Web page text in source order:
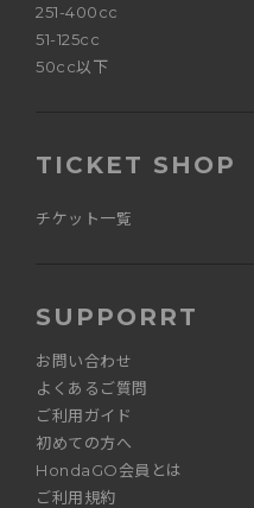
251-400cc
51-125cc
50cc以下
TICKET SHOP
チケット一覧
SUPPORRT
お問い合わせ
よくあるご質問
ご利用ガイド
初めての方へ
HondaGO会員とは
ご利用規約